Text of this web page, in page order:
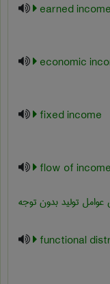
earned income
economic
fixed income
flow of income
تولید بدون توجه
functional